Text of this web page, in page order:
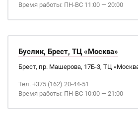
Время работы: ПН-ВС 11:00 — 20:00
Буслик, Брест, ТЦ «Москва»
Брест, пр. Машерова, 17Б-3, ТЦ
Тел. +375 (162) 20-44-51
Время работы: ПН-ВС 10:00 — 21:00